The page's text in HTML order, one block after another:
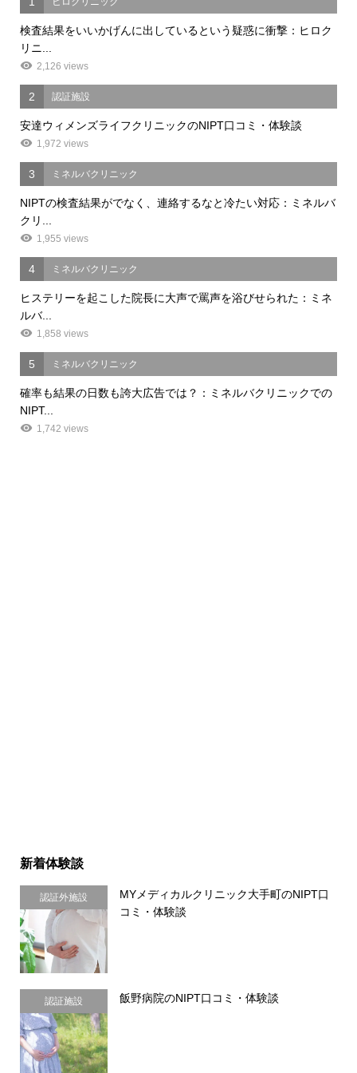
検査結果をいいかげんに出しているという疑惑に衝撃：ヒロク
リニ...
2,126 views
2 認証施設
安達ウィメンズライフクリニックのNIPT口コミ・体験談
1,972 views
3 ミネルバクリニック
NIPTの検査結果がでなく、連絡するなと冷たい対応：ミネルバ
クリ...
1,955 views
4 ミネルバクリニック
ヒステリーを起こした院長に大声で罵声を浴びせられた：ミネ
ルバ...
1,858 views
5 ミネルバクリニック
確率も結果の日数も誇大広告では？：ミネルバクリニックでの
NIPT...
1,742 views
新着体験談
認証外施設
MYメディカルクリニック大手町のNIPT口
コミ・体験談
認証施設 飯野病院のNIPT口コミ・体験談